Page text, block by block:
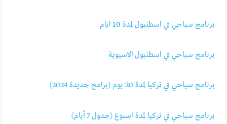
برنامج سياحي في اسطنبول لمدة 10 ايام
برنامج سياحي في اسطنبول الاسيوية
برنامج سياحي في تركيا لمدة 20 يوم (برامج جديدة 2024)
برنامج سياحي في تركيا لمدة اسبوع (جدول 7 أيام)